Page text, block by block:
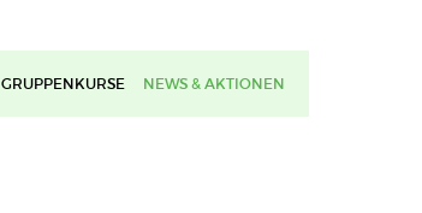
GRUPPENKURSE NEWS & AKTIONEN